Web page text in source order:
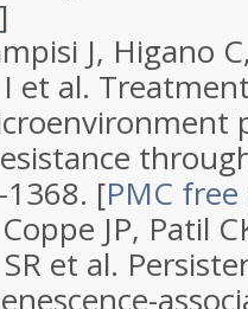
]
J, Higano
et al.
[PMC
JP, Patil
et al.